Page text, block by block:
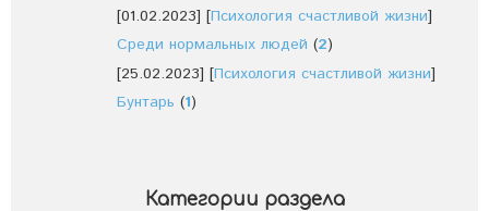
[01.02.2023] [Психология счастливой жизни]
Среди нормальных людей (2)
[25.02.2023] [Психология счастливой жизни]
Бунтарь (1)
Категории раздела